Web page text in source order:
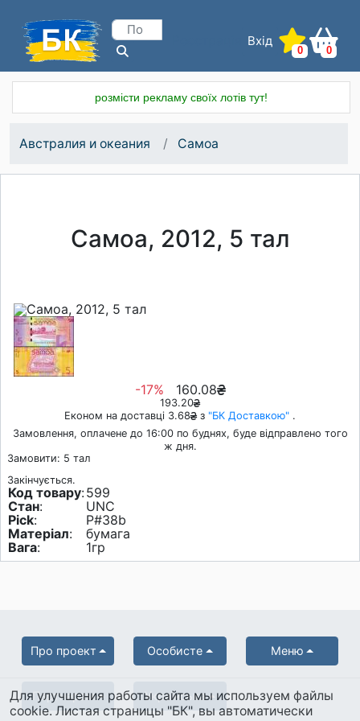
Вхід
0 0
розмісти рекламу своїх лотів тут!
Австралия и океания Самоа
Самоа, 2012, 5 тал
-17% 160.08
193.20
Економ на доставці 3.68 з "БК Доставкою" .
Замовлення, оплачене до 16:00 по буднях, буде відправлено того
ж дня.
Замовити: 5 тал
Закінчується.
Код товару:599
Стан:
UNC
Pick:
P#38b
Матеріал:
бумага
Вага: 1гр
Про проект Особисте Меню
Партнерам Українська
Для улучшения работы сайта мы используем файлы
cookie. Листая страницы "БК", вы автоматически